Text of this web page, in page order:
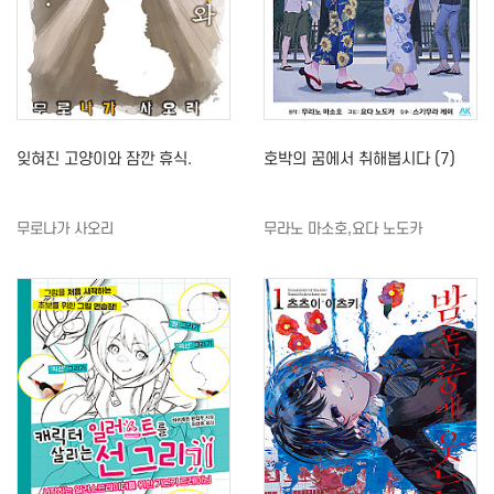
잊혀진 고양이와 잠깐 휴식.
무로나가 사오리
호박의 꿈에서 취해봅시다 (7)
무라노 마소호,요다 노도카